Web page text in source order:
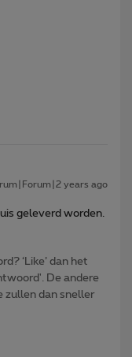
years ago
geleverd worden.
‘Like’ dan het
De andere
zullen dan sneller